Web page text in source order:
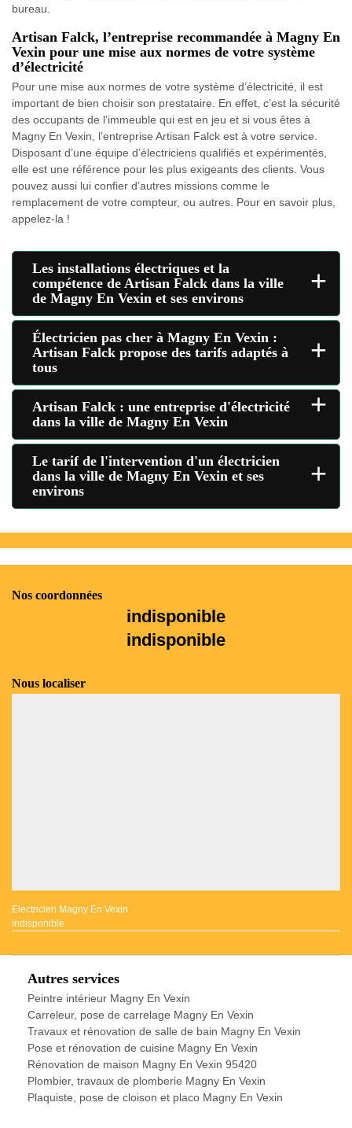
bureau.
Artisan Falck, l’entreprise recommandée à Magny En
Vexin pour une mise aux normes de votre système
d’électricité
Pour une mise aux normes de votre système d’électricité, il est
important de bien choisir son prestataire. En effet, c’est la sécurité
des occupants de l’immeuble qui est en jeu et si vous êtes à
Magny En Vexin, l’entreprise Artisan Falck est à votre service.
Disposant d’une équipe d’électriciens qualifiés et expérimentés,
elle est une référence pour les plus exigeants des clients. Vous
pouvez aussi lui confier d’autres missions comme le
remplacement de votre compteur, ou autres. Pour en savoir plus,
appelez-la !
Les installations électriques et la
compétence de Artisan Falck dans la ville
de Magny En Vexin et ses environs
+
Électricien pas cher à Magny En Vexin :
Artisan Falck propose des tarifs adaptés à
tous
+
Artisan Falck : une entreprise d'électricité
dans la ville de Magny En Vexin
+
Le tarif de l'intervention d'un électricien
dans la ville de Magny En Vexin et ses
environs
+
Nos coordonnées
indisponible
indisponible
Nous localiser
Electricien Magny En Vexin
indisponible
Autres services
Peintre intérieur Magny En Vexin
Carreleur, pose de carrelage Magny En Vexin
Travaux et rénovation de salle de bain Magny En Vexin
Pose et rénovation de cuisine Magny En Vexin
Rénovation de maison Magny En Vexin 95420
Plombier, travaux de plomberie Magny En Vexin
Plaquiste, pose de cloison et placo Magny En Vexin